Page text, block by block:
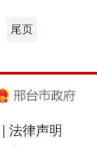
尾页
法律声明